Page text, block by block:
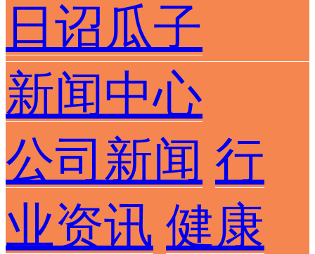
日诏瓜子
新闻中心
公司新闻 行
业资讯 健康